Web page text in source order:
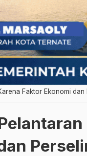
Faktor Ekonomi dan